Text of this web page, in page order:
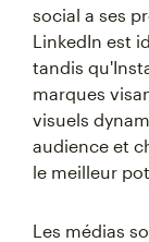
social a ses
LinkedIn est
tandis
marques
visuels
audience et
le meilleur
Les médias